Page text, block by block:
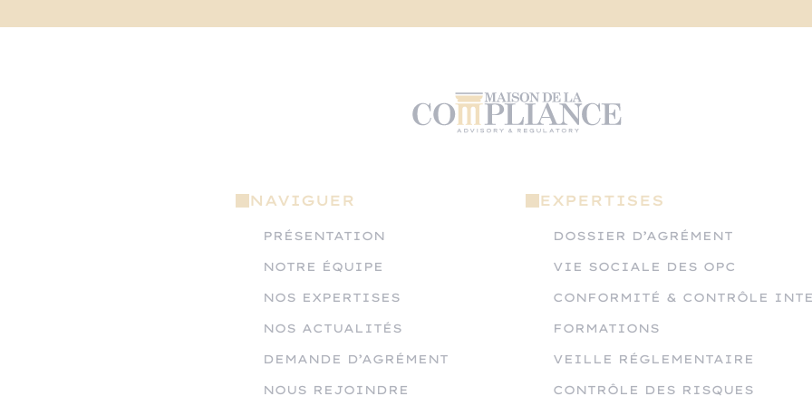
NAVIGUER
PRÉSENTATION
NOTRE ÉQUIPE
NOS EXPERTISES
NOS ACTUALITÉS
DEMANDE D’AGRÉMENT
NOUS REJOINDRE
EXPERTISES
DOSSIER D’AGRÉMENT
VIE SOCIALE DES OPC
CONFORMITÉ & CONTRÔLE
FORMATIONS
VEILLE RÉGLEMENTAIRE
CONTRÔLE DES RISQUES